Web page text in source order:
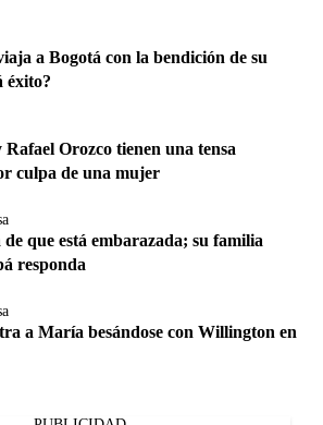
a Bogotá con la bendición de su
éxito?
Orozco tienen una tensa
culpa de una mujer
que está embarazada; su familia
responda
a María besándose con Willington en